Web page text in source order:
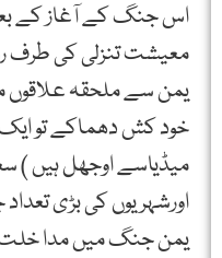
اس جنگ کے آغاز کے
معیشت تنزلی کی طرف
یمن سے ملحقہ علاقوں
خود کش دھماکے تو
میڈیاسے اوجھل ہیں )
اورشہریوں کی بڑی
یمن جنگ میں مدا